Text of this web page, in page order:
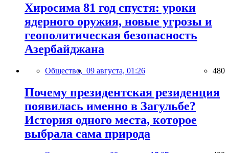
Хиросима 81 год спустя: уроки
ядерного оружия, новые угрозы и
геополитическая безопасность
Азербайджана
Общество, 09 августа, 01:26 480
Почему президентская резиденция
появилась именно в Загульбе?
История одного места, которое
выбрала сама природа